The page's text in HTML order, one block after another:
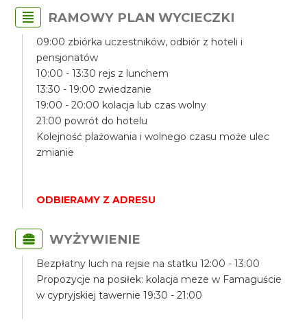
RAMOWY PLAN WYCIECZKI
09:00 zbiórka uczestników, odbiór z hoteli i
pensjonatów
10:00 - 13:30 rejs z lunchem
13:30 - 19:00 zwiedzanie
19:00 - 20:00 kolacja lub czas wolny
21:00 powrót do hotelu
Kolejność plażowania i wolnego czasu może ulec
zmianie
ODBIERAMY Z ADRESU
WYŻYWIENIE
Bezpłatny luch na rejsie na statku 12:00 - 13:00
Propozycje na posiłek: kolacja meze w Famaguście
w cypryjskiej tawernie 19:30 - 21:00